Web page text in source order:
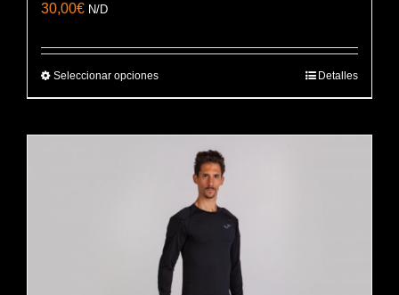
30,00€ N/D
Seleccionar opcionesEste
producto
múltiples
variantes.
opciones
se
pueden
Detalles